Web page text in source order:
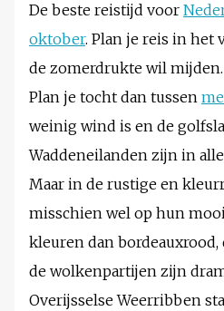
De beste reistijd voor
oktober. Plan je reis in het
de zomerdrukte wil
Plan je tocht dan tussen
weinig wind is en de
Waddeneilanden zijn in
Maar in de rustige en
misschien wel op hun
kleuren dan bordeauxrood,
de wolkenpartijen zijn
Overijsselse Weerribben